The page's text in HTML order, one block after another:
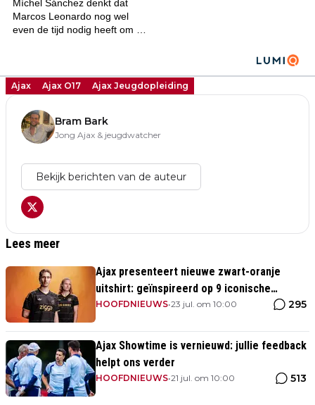
Ajax Ajax O17 Ajax Jeugdopleiding
Bram Bark
Jong Ajax & jeugdwatcher
Bekijk berichten van de auteur
Lees meer
Ajax presenteert nieuwe zwart-oranje
uitshirt: geïnspireerd op 9 iconische
momenten uit clubhistorie
HOOFDNIEUWS•23 jul. om 10:00 295
Ajax Showtime is vernieuwd: jullie feedback
helpt ons verder
HOOFDNIEUWS•21 jul. om 10:00 513